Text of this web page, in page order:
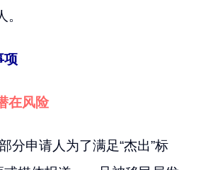
项
在风险
分申请人为了满足“杰出”标